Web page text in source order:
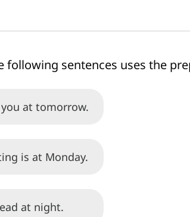
following sentences uses the
at tomorrow.
is at Monday.
at night.